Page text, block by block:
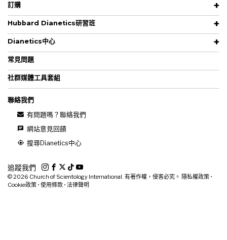
訂購
Hubbard Dianetics研習班
Dianetics中心
常見問題
社群媒體工具套組
聯絡我們
有問題嗎？聯絡我們
網站意見回饋
搜尋Dianetics中心
追蹤我們
© 2026 Church of Scientology International. 有著作權，侵害必究。 隱私權政策 •
Cookie政策 • 使用條款 • 法律聲明